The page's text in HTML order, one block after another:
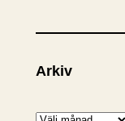
Arkiv